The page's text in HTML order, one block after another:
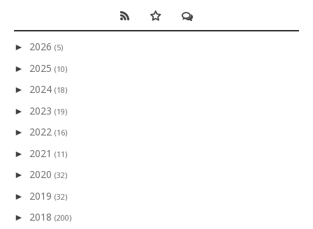
► 2026 (5)
► 2025 (10)
► 2024 (18)
► 2023 (19)
► 2022 (16)
► 2021 (11)
► 2020 (32)
► 2019 (32)
► 2018 (200)